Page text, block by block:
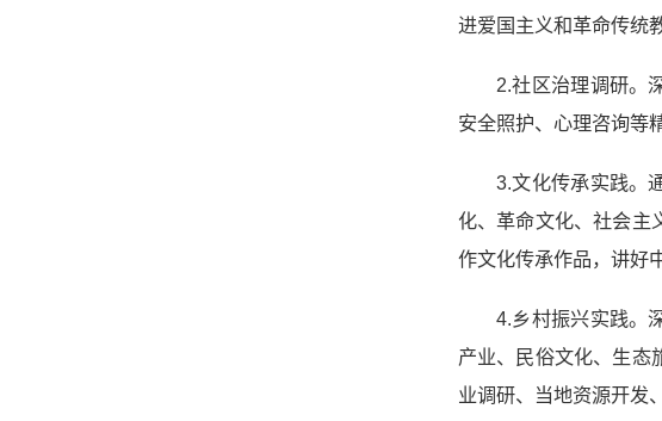
进爱国主义和革命传统
2.社区治理调研。
安全照护、心理咨询等
3.文化传承实践。
化、革命文化、社会主
作文化传承作品，讲好
4.乡村振兴实践。
产业、民俗文化、生态
业调研、当地资源开发